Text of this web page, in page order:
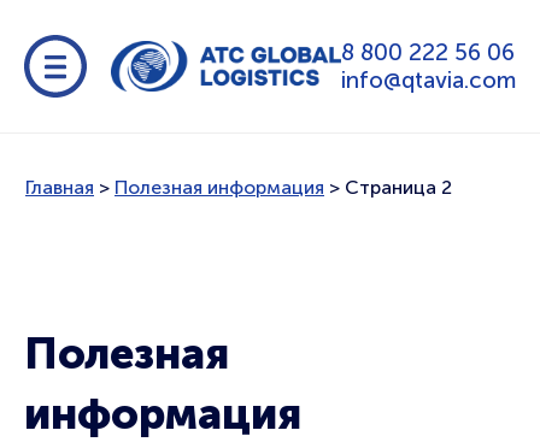
8 800 222 56 06
info@qtavia.com
Главная > Полезная информация > Страница 2
Полезная
информация